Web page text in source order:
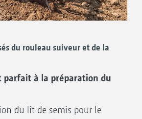
AMAZONE sont
de paliers vissés. Ainsi
dommages. Les robustes
une longévité importante.
du rouleau suiveur et de la
parfait à la préparation du
du lit de semis pour le